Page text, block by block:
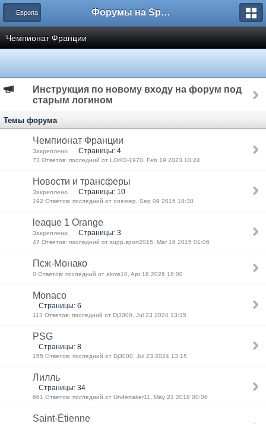
← Европа Форумы на Sportbox.ru
Чемпионат Франции
Инструкция по новому входу на форум под
старым логином
Темы форума
Чемпионат Франции
Закреплено Страницы: 4
73 Ответов: последний от LOKO-1970, Feb 19 2023 10:24
Новости и трансферы
Закреплено Страницы: 10
192 Ответов: последний от onestep, Sep 09 2015 18:38
leaque 1 Orange
Закреплено Страницы: 3
47 Ответов: последний от supp.sport2015, Mar 16 2015 01:06
Псж-Монако
0 Ответов: последний от akms10, Apr 18 2026 18:00
Monaco
Страницы: 6
113 Ответов: последний от Dj3000, Jul 23 2024 13:15
PSG
Страницы: 8
155 Ответов: последний от Dj3000, Jul 23 2024 13:15
Лилль
Страницы: 34
661 Ответов: последний от Undertaker11, May 21 2018 00:06
Saint-Étienne